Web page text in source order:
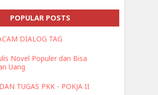
POPULAR POSTS
DIALOG TAG
Novel Populer dan Bisa
Uang
TUGAS PKK - POKJA II